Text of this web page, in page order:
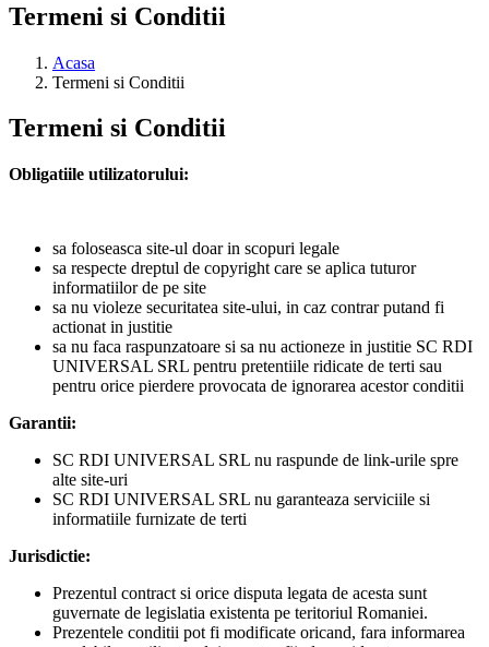
Termeni si Conditii
Acasa
Termeni si Conditii
Termeni si Conditii
Obligatiile utilizatorului:
sa foloseasca site-ul doar in scopuri legale
sa respecte dreptul de copyright care se aplica tuturor
informatiilor de pe site
sa nu violeze securitatea site-ului, in caz contrar putand fi
actionat in justitie
sa nu faca raspunzatoare si sa nu actioneze in justitie SC RDI
UNIVERSAL SRL pentru pretentiile ridicate de terti sau
pentru orice pierdere provocata de ignorarea acestor conditii
Garantii:
SC RDI UNIVERSAL SRL nu raspunde de link-urile spre
alte site-uri
SC RDI UNIVERSAL SRL nu garanteaza serviciile si
informatiile furnizate de terti
Jurisdictie:
Prezentul contract si orice disputa legata de acesta sunt
guvernate de legislatia existenta pe teritoriul Romaniei.
Prezentele conditii pot fi modificate oricand, fara informarea